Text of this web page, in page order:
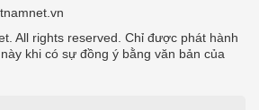
All rights reserved. Chỉ được phát hành
khi có sự đồng ý bằng văn bản của